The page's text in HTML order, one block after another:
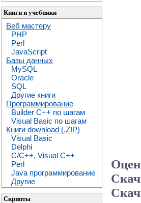
Книги и учебники
Веб мастеру
PHP
Perl
JavaScript
Базы данных
MySQL
Oracle
SQL
Другие книги
Программирование
Builder C++ по шагам
Visual Basic по шагам
Книги download (.ZIP)
Visual Basic
Delphi
C/C++, Visual C++
Perl
Java программирование
Другие
Скрипты